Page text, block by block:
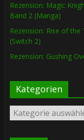
Rezension: Magic
Band 2 (Manga)
Rezension: Rise of
(Switch 2)
Rezension: Gushing
Kategorien
Kategorien